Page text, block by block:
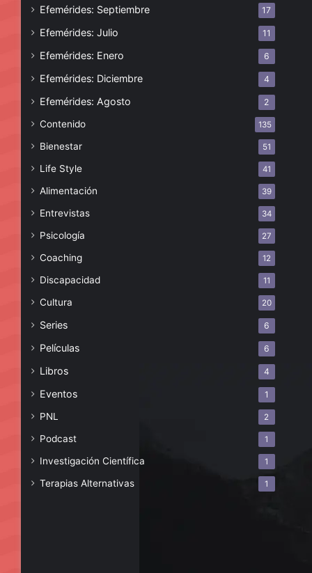
Efemérides: Septiembre 17
Efemérides: Julio 11
Efemérides: Enero 6
Efemérides: Diciembre 4
Efemérides: Agosto 2
Contenido 135
Bienestar 51
Life Style 41
Alimentación 39
Entrevistas 34
Psicología 27
Coaching 12
Discapacidad 11
Cultura 20
Series 6
Películas 6
Libros 4
Eventos 1
PNL 2
Podcast 1
Investigación Científica 1
Terapias Alternativas 1